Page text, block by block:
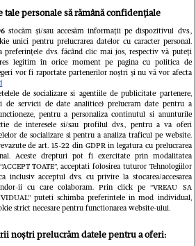
„Îmi este
concep că în 2024
ceva”
să ne adresăm și femeilor
sunt victimele violenței
ai pentru ele?
tale personale să rămână confidențiale
stocăm și/sau accesăm informații pe dispozitivul dvs.,
unici pentru prelucrarea datelor cu caracter personal.
preferințele dvs. făcând clic mai jos, respectiv vă puteți
legitim în orice moment pe pagina cu politica de
vor fi raportate partenerilor noștri și nu vă vor afecta
de socializare si agentiile de publicitate partenere,
de servicii de date analitice) prelucram date pentru a
pentru a personaliza continutul si anunturile
de interesele si/sau profilul dvs., pentru a va oferi
de socializare si pentru a analiza traficul pe website.
de art. 15-22 din GDPR in legatura cu prelucrarea
Aceste drepturi pot fi exercitate prin modalitatea
TOATE”, acceptati folosirea tuturor Tehnologiilor
inclusiv acceptul dvs. cu privire la stocarea/accesarea
ii cu care colaboram. Prin click pe “VREAU SA
puteti schimba preferintele in mod individual,
strict necesare pentru functionarea website-ului.
noștri prelucrăm datele pentru a oferi: